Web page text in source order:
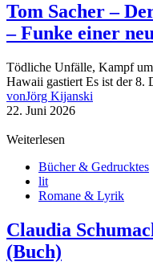
Tom Sacher –
– Funke einer
Tödliche Unfälle, Kampf
Hawaii gastiert Es ist der 8.
vonJörg Kijanski
22. Juni 2026
Weiterlesen
Bücher & Gedrucktes
lit
Romane & Lyrik
Claudia
(Buch)